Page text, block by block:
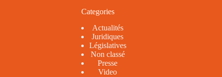
Categories
Actualités
Juridiques
Législatives
Non classé
Presse
Video